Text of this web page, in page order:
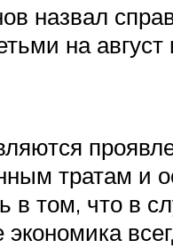
назвал
на
тратам и
в том, что в
экономика